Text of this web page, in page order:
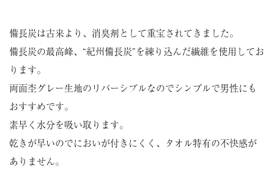
備長炭は古来より、消臭剤として重宝されてきました。
備長炭の最高峰、“紀州備長炭”を練り込んだ繊維を使用してお
ります。
両面杢グレー生地のリバーシブルなのでシンプルで男性にも
おすすめです。
素早く水分を吸い取ります。
乾きが早いのでにおいが付きにくく、タオル特有の不快感が
ありません。